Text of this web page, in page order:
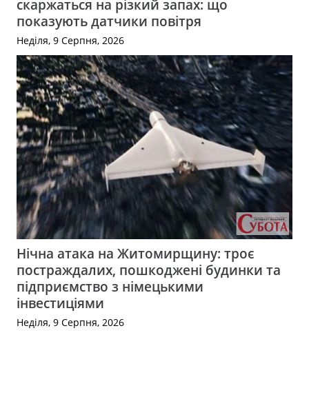
скаржаться на різкий запах: що
показують датчики повітря
Неділя, 9 Серпня, 2026
Нічна атака на Житомирщину: троє
постраждалих, пошкоджені будинки та
підприємство з німецькими
інвестиціями
Неділя, 9 Серпня, 2026